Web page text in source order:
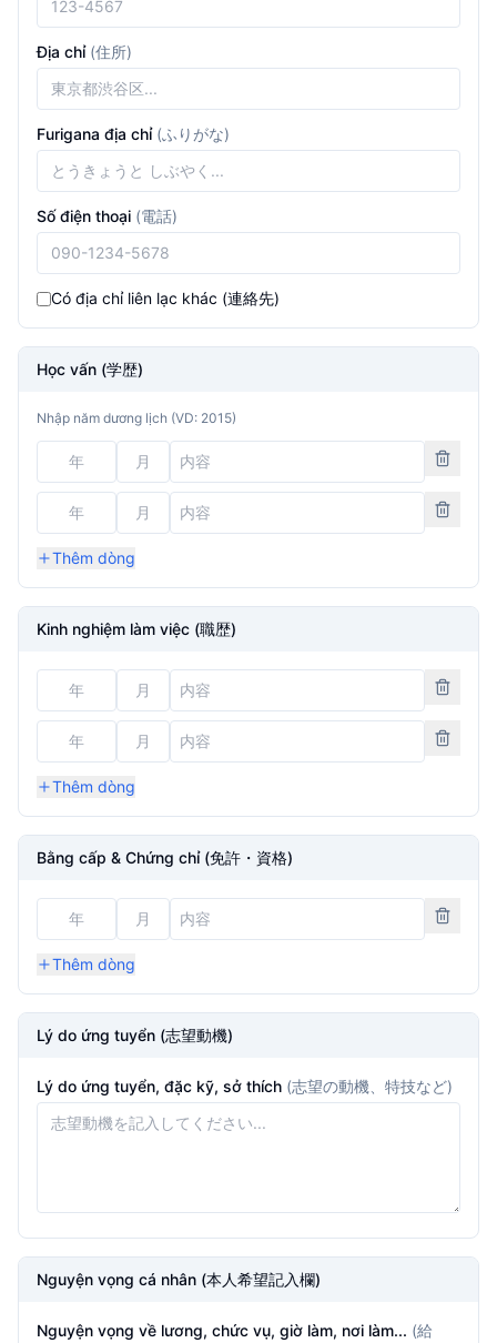
Địa chỉ (住所)
Furigana địa chỉ (ふりがな)
Số điện thoại (電話)
Có địa chỉ liên lạc khác (連絡先)
Học vấn (学歴)
Nhập năm dương lịch (VD: 2015)
Thêm dòng
Kinh nghiệm làm việc (職歴)
Thêm dòng
Bằng cấp & Chứng chỉ (免許・資格)
Thêm dòng
Lý do ứng tuyển (志望動機)
Lý do ứng tuyển, đặc kỹ, sở thích (志望の動機、特技など)
Nguyện vọng cá nhân (本人希望記入欄)
Nguyện vọng về lương, chức vụ, giờ làm, nơi làm... (給